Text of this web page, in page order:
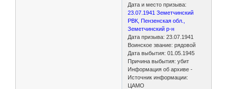
Дата и место призыва:
23.07.1941 Земетчинский
РВК, Пензенская обл.,
Земетчинский р-н
Дата призыва: 23.07.1941
Воинское звание: рядовой
Дата выбытия: 01.05.1945
Причина выбытия: убит
Информация об архиве -
Источник информации:
ЦАМО